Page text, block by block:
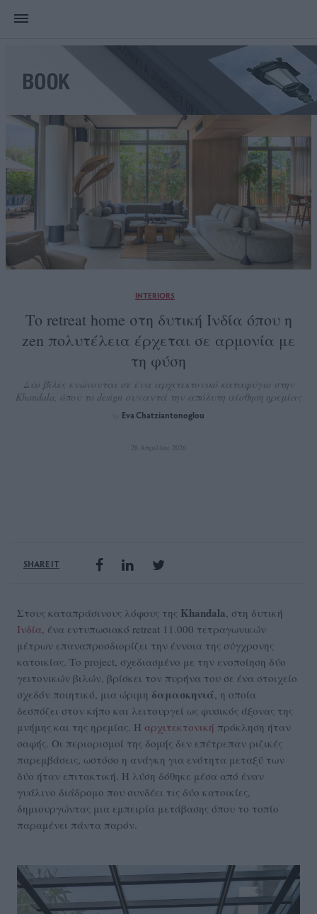
INTERIORS
Το retreat home στη δυτική Ινδία όπου η
zen πολυτέλεια έρχεται σε αρμονία με
τη φύση
Δύο βίλες ενώνονται σε ένα αρχιτεκτονικό καταφύγιο στην
Khandala, όπου το design συναντά την απόλυτη αίσθηση ηρεμίας
Eva Chatziantonoglou
28 Απριλίου 2026
SHARE IT
Στους καταπράσινους λόφους της Khandala, στη δυτική
Ινδία, ένα εντυπωσιακό retreat 11.000 τετραγωνικών
μέτρων επαναπροσδιορίζει την έννοια της σύγχρονης
κατοικίας. Το project, σχεδιασμένο με την ενοποίηση δύο
γειτονικών βιλών, βρίσκει τον πυρήνα του σε ένα στοιχείο
σχεδόν ποιητικό, μια ώριμη δαμασκηνιά, η οποία
δεσπόζει στον κήπο και λειτουργεί ως φυσικός άξονας της
μνήμης και της ηρεμίας. Η αρχιτεκτονική πρόκληση ήταν
σαφής. Οι περιορισμοί της δομής δεν επέτρεπαν ριζικές
παρεμβάσεις, ωστόσο η ανάγκη για ενότητα μεταξύ των
δύο ήταν επιτακτική. Η λύση δόθηκε μέσα από έναν
γυάλινο διάδρομο που συνδέει τις δύο κατοικίες,
δημιουργώντας μια εμπειρία μετάβασης όπου το τοπίο
παραμένει πάντα παρόν.